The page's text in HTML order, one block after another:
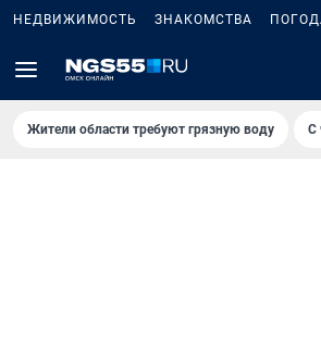
НЕДВИЖИМОСТЬ ЗНАКОМСТВА
Жители области требуют грязную воду С